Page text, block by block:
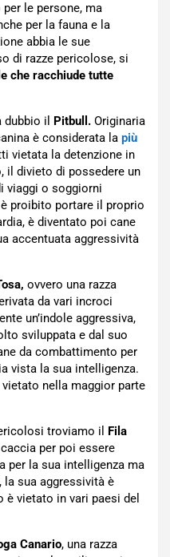
le persone, ma
per la fauna e la
abbia le sue
di razze pericolose, si
che racchiude tutte
il
Pitbull. Originaria
è considerata la più
vietata la detenzione in
il divieto di possedere un
viaggi o soggiorni
proibito portare il proprio
è diventato poi cane
accentuata aggressività
ovvero una razza
da vari incroci
un’indole aggressiva,
sviluppata e dal suo
da combattimento per
vista la sua intelligenza.
nella maggior parte
troviamo il
Fila
per poi essere
per la sua intelligenza ma
la sua aggressività è
è vietato in vari paesi del
Canario, una razza